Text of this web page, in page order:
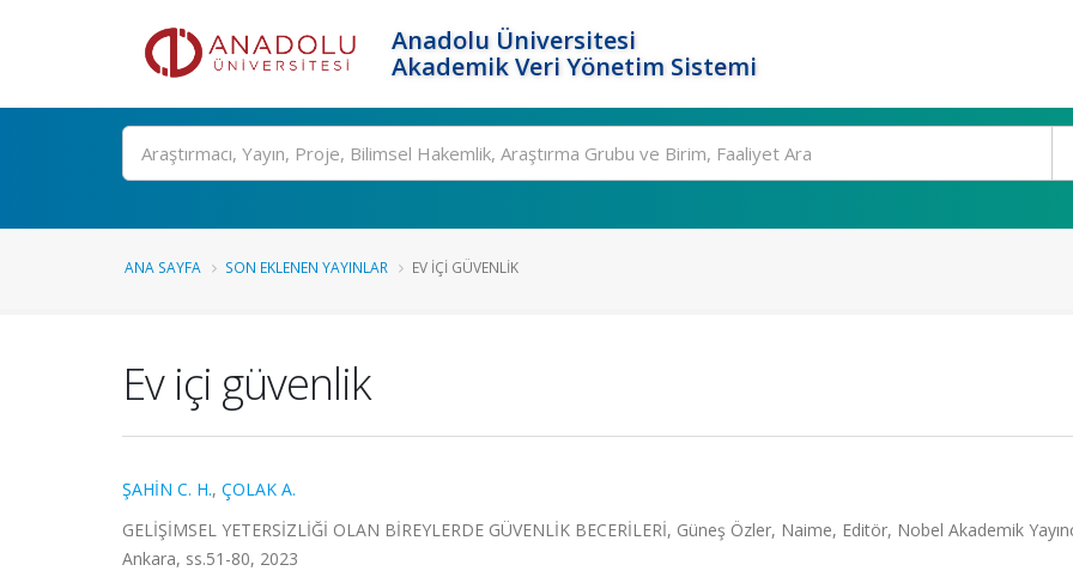
Anadolu Üniversitesi
Akademik Veri Yönetim Sistemi
Ara
ANA SAYFA SON EKLENEN YAYINLAR EV IÇI GÜVENLIK
Ev içi güvenlik
ŞAHİN C. H., ÇOLAK A.
GELİŞİMSEL YETERSİZLİĞİ OLAN BİREYLERDE GÜVENLİK BECERİLERİ, Güneş Özler, Naime, Editör, Nobel Akademik
Ankara, ss.51-80, 2023